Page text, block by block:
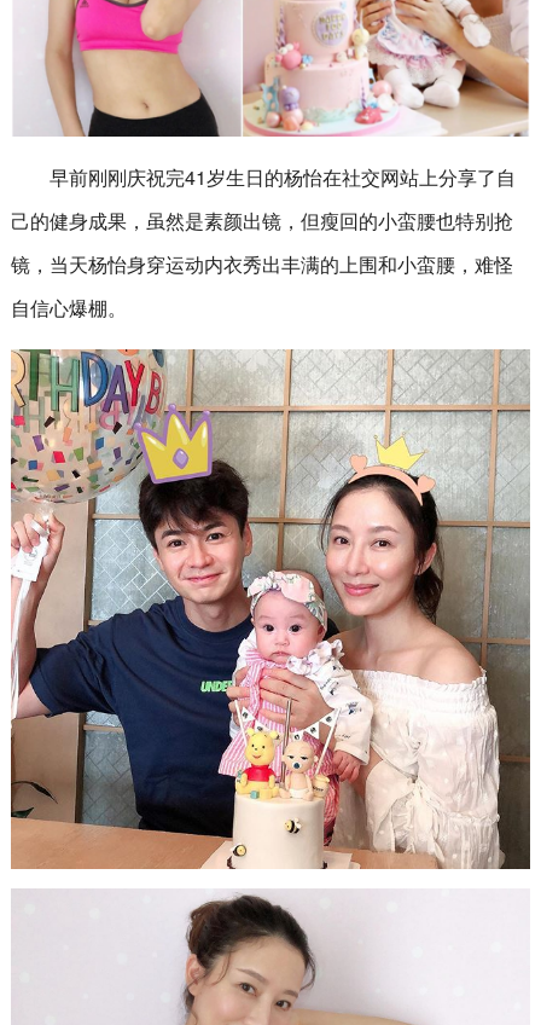
早前刚刚庆祝完41岁生日的杨怡在社交网站上分享了自
己的健身成果，虽然是素颜出镜，但瘦回的小蛮腰也特别抢
镜，当天杨怡身穿运动内衣秀出丰满的上围和小蛮腰，难怪
自信心爆棚。